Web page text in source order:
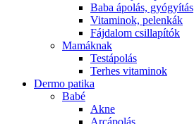
Baba ápolás, gyógyítás
Vitaminok, pelenkák
Fájdalom csillapítók
Mamáknak
Testápolás
Terhes vitaminok
Dermo patika
Babé
Akne
Arcápolás